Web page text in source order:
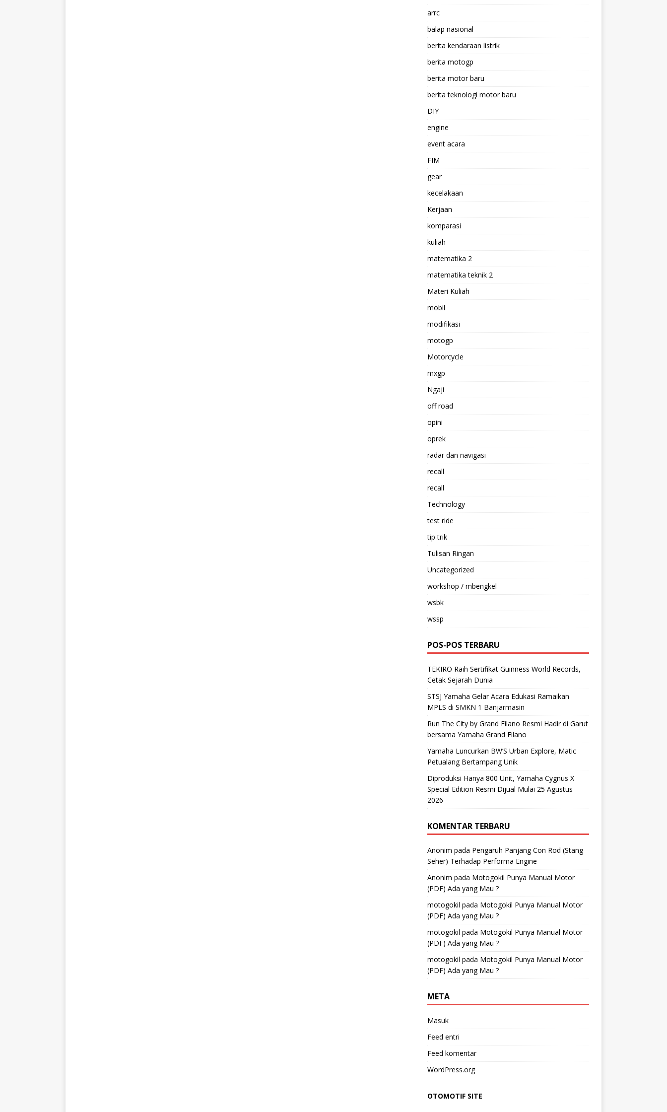
arrc
balap nasional
berita kendaraan listrik
berita motogp
berita motor baru
berita teknologi motor baru
DIY
engine
event acara
FIM
gear
kecelakaan
Kerjaan
komparasi
kuliah
matematika 2
matematika teknik 2
Materi Kuliah
mobil
modifikasi
motogp
Motorcycle
mxgp
Ngaji
off road
opini
oprek
radar dan navigasi
recall
recall
Technology
test ride
tip trik
Tulisan Ringan
Uncategorized
workshop / mbengkel
wsbk
wssp
POS-POS TERBARU
TEKIRO Raih Sertifikat Guinness World Records,
Cetak Sejarah Dunia
STSJ Yamaha Gelar Acara Edukasi Ramaikan
MPLS di SMKN 1 Banjarmasin
Run The City by Grand Filano Resmi Hadir di Garut
bersama Yamaha Grand Filano
Yamaha Luncurkan BW’S Urban Explore, Matic
Petualang Bertampang Unik
Diproduksi Hanya 800 Unit, Yamaha Cygnus X
Special Edition Resmi Dijual Mulai 25 Agustus
2026
KOMENTAR TERBARU
Anonim pada Pengaruh Panjang Con Rod (Stang
Seher) Terhadap Performa Engine
Anonim pada Motogokil Punya Manual Motor
(PDF) Ada yang Mau ?
motogokil pada Motogokil Punya Manual Motor
(PDF) Ada yang Mau ?
motogokil pada Motogokil Punya Manual Motor
(PDF) Ada yang Mau ?
motogokil pada Motogokil Punya Manual Motor
(PDF) Ada yang Mau ?
META
Masuk
Feed entri
Feed komentar
WordPress.org
OTOMOTIF SITE